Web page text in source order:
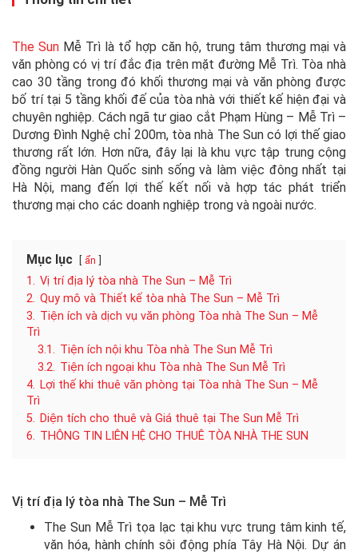
The Sun Mễ Trì là tổ hợp căn hộ, trung tâm thương mại và
văn phòng có vị trí đắc địa trên mặt đường Mễ Trì. Tòa nhà
cao 30 tầng trong đó khối thương mại và văn phòng được
bố trí tại 5 tầng khối đế của tòa nhà với thiết kế hiện đại và
chuyên nghiệp. Cách ngã tư giao cắt Phạm Hùng – Mễ Trì –
Dương Đình Nghệ chỉ 200m, tòa nhà The Sun có lợi thế giao
thương rất lớn. Hơn nữa, đây lại là khu vực tập trung cộng
đồng người Hàn Quốc sinh sống và làm việc đông nhất tại
Hà Nội, mang đến lợi thế kết nối và hợp tác phát triển
thương mại cho các doanh nghiệp trong và ngoài nước.
Mục lục ẩn
1. Vị trí địa lý tòa nhà The Sun – Mễ Trì
2. Quy mô và Thiết kế tòa nhà The Sun – Mễ Trì
3. Tiện ích và dịch vụ văn phòng Tòa nhà The Sun – Mễ
Trì
3.1. Tiện ích nội khu Tòa nhà The Sun Mễ Trì
3.2. Tiện ích ngoại khu Tòa nhà The Sun Mễ Trì
4. Lợi thế khi thuê văn phòng tại Tòa nhà The Sun – Mễ
Trì
5. Diện tích cho thuê và Giá thuê tại The Sun Mễ Trì
6. THÔNG TIN LIÊN HỆ CHO THUÊ TÒA NHÀ THE SUN
Vị trí địa lý tòa nhà The Sun – Mễ Trì
The Sun Mễ Trì tọa lạc tại khu vực trung tâm kinh tế,
văn hóa, hành chính sôi động phía Tây Hà Nội. Dự án